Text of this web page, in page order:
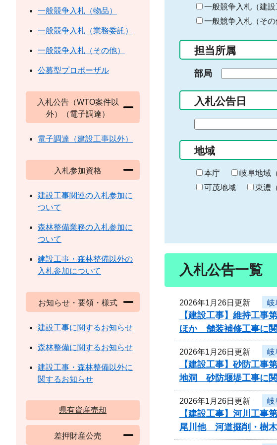
キ
ー
ー
入
力
一般競争入札（建設
一般競争入札（その
担当所属
部局
入札公告日
の
始
ま
り
地域
本庁 岐阜地域
可茂地域
東濃
入札公告一覧
2026年1月26日更新 岐
【建設工事】維持工
ほか 舗装補修工事に
2026年1月26日更新 岐
【建設工事】砂防工
地洞 砂防堰堤工事に
2026年1月26日更新 岐
【建設工事】河川工
尾川他 河道掘削・樹
一般競争入札（物品）
一般競争入札（業務委託）
一般競争入札（その他）
公募型プロポーザル
入札公告（WTO案件以
外）（電子調達）
電子調達（建設工事以外）
入札参加資格
建設工事関連の入札参加に
ついて
森林整備業務の入札参加に
ついて
建設工事・森林整備以外の
入札参加について
お知らせ・要領・様式
建設工事に関するお知らせ
森林整備に関するお知らせ
建設工事・森林整備以外に
関するお知らせ
県有資産売却
差押財産公売